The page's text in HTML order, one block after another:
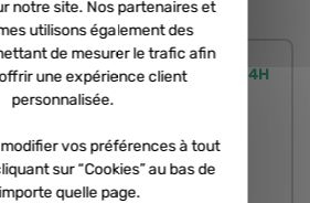
Expédié sous 24H
notre site. Nos partenaires et
utilisons également des
de mesurer le trafic afin
une expérience client
personnalisée.
vos préférences à tout
sur “Cookies” au bas de
quelle page.